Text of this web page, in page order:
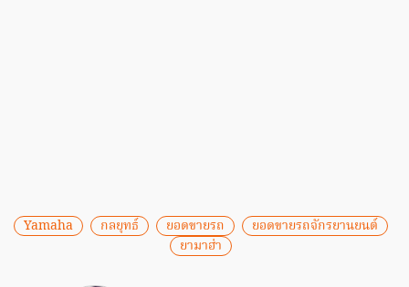
Yamaha กลยุทธ์ ยอดขายรถ
ยอดขายรถจักรยานยนต์
ยามาฮ่า